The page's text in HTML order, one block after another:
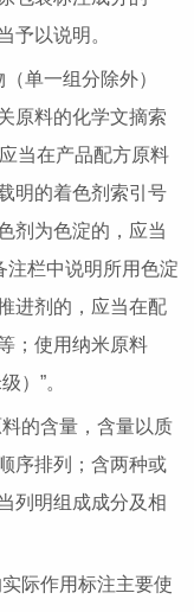
予以说明。
单一组分除外）
原料的化学文摘索
当在产品配方原料
明的着色剂索引号
剂为色淀的，应当
注栏中说明所用色淀
进剂的，应当在配
；使用纳米原料
）”。
的含量，含量以质
序排列；含两种或
列明组成成分及相
际作用标注主要使